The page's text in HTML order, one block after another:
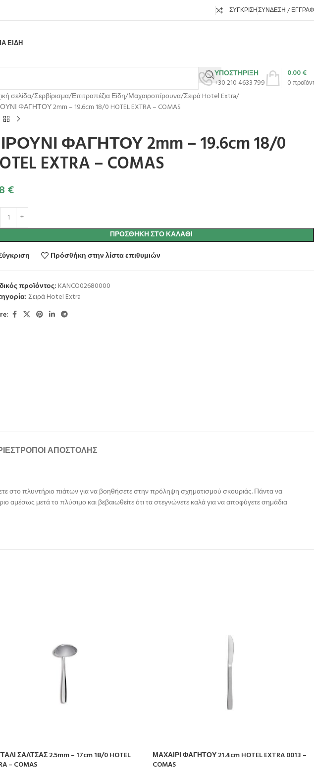
ΣΎΓΚΡΙΣΗΣΎΝΔΕΣΗ /
ΕΊΔΗ
ΥΠΟΣΤΗΡΙΞΗ
+30 210 4633 799
0
0.00€
σελίδα Σερβίρισμα Επιτραπέζια Είδη Μαχαιροπίρουνα Σειρά Hotel Extra
ΦΑΓΗΤΟΥ 2mm – 19.6cm 18/0 HOTEL EXTRA – COMAS
ΦΑΓΗΤΟΥ 2mm – 19.6cm 18/0
EXTRA – COMAS
€
ΠΡΟΣΘΉΚΗ ΣΤΟ ΚΑΛΆΘΙ
Πρόσθήκη στην λίστα επιθυμιών
προϊόντος: KANCO02680000
Σειρά Hotel Extra
ΤΡΌΠΟΙ ΑΠΟΣΤΟΛΉΣ
στο πλυντήριο πιάτων για να βοηθήσετε στην πρόληψη σχηματισμού σκουριάς. Πάντα να
αμέσως μετά το πλύσιμο και βεβαιωθείτε ότι τα στεγνώνετε καλά για να αποφύγετε σημάδια
ΣΑΛΤΣΑΣ 2.5mm – 17cm 18/0 HOTEL
– COMAS
ΜΑΧΑΙΡΙ ΦΑΓΗΤΟΥ 21.4cm HOTEL EXTRA 0013 –
COMAS